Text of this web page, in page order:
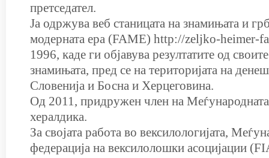
претседател.
Ја одржува веб станицата на знамињата и
модерната ера (FAME) http://zeljko-heimer-
1996, каде ги објавува резултатите од
знамињата, пред се на територијата на
Словенија и Босна и Херцеговина.
Од 2011, придружен член на Меѓународната
хералдика.
За својата работа во вексилологијата,
федерација на вексилолошки асоцијации